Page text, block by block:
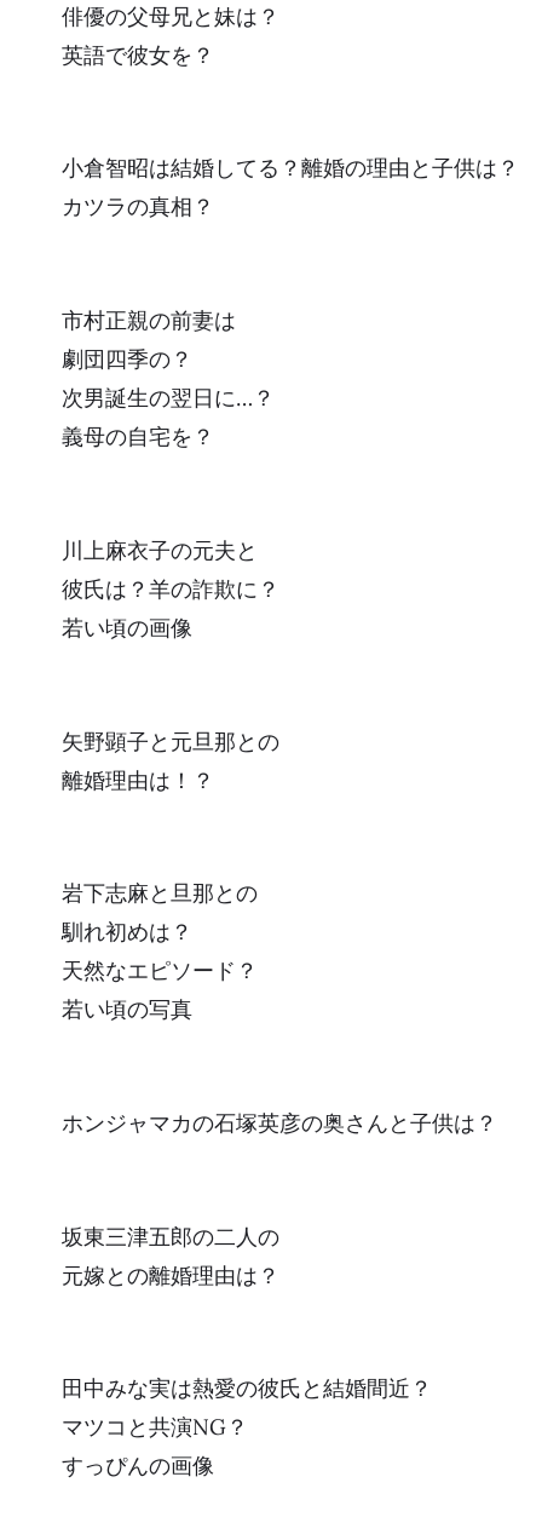
俳優の父母兄と妹は？
英語で彼女を？
小倉智昭は結婚してる？離婚の理由と子供は？
カツラの真相？
市村正親の前妻は
劇団四季の？
次男誕生の翌日に…？
義母の自宅を？
川上麻衣子の元夫と
彼氏は？羊の詐欺に？
若い頃の画像
矢野顕子と元旦那との
離婚理由は！？
岩下志麻と旦那との
馴れ初めは？
天然なエピソード？
若い頃の写真
ホンジャマカの石塚英彦の奥さんと子供は？
坂東三津五郎の二人の
元嫁との離婚理由は？
田中みな実は熱愛の彼氏と結婚間近？
マツコと共演NG？
すっぴんの画像